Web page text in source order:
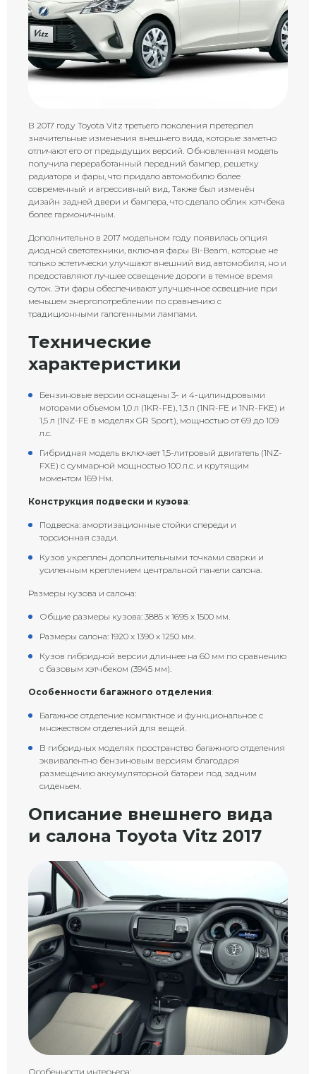
В 2017 году Toyota Vitz третьего поколения претерпел
значительные изменения внешнего вида, которые заметно
отличают его от предыдущих версий. Обновленная модель
получила переработанный передний бампер, решетку
радиатора и фары, что придало автомобилю более
современный и агрессивный вид. Также был изменён
дизайн задней двери и бампера, что сделало облик хэтчбека
более гармоничным.
Дополнительно в 2017 модельном году появилась опция
диодной светотехники, включая фары Bi-Beam, которые не
только эстетически улучшают внешний вид автомобиля, но и
предоставляют лучшее освещение дороги в темное время
суток. Эти фары обеспечивают улучшенное освещение при
меньшем энергопотреблении по сравнению с
традиционными галогенными лампами.
Технические
характеристики
Бензиновые версии оснащены 3- и 4-цилиндровыми
моторами объемом 1,0 л (1KR-FE), 1,3 л (1NR-FE и 1NR-FKE) и
1,5 л (1NZ-FE в моделях GR Sport), мощностью от 69 до 109
л.с.
Гибридная модель включает 1,5-литровый двигатель (1NZ-
FXE) с суммарной мощностью 100 л.с. и крутящим
моментом 169 Нм.
Конструкция подвески и кузова:
Подвеска: амортизационные стойки спереди и
торсионная сзади.
Кузов укреплен дополнительными точками сварки и
усиленным креплением центральной панели салона.
Размеры кузова и салона:
Общие размеры кузова: 3885 x 1695 x 1500 мм.
Размеры салона: 1920 x 1390 x 1250 мм.
Кузов гибридной версии длиннее на 60 мм по сравнению
с базовым хэтчбеком (3945 мм).
Особенности багажного отделения:
Багажное отделение компактное и функциональное с
множеством отделений для вещей.
В гибридных моделях пространство багажного отделения
эквивалентно бензиновым версиям благодаря
размещению аккумуляторной батареи под задним
сиденьем.
Описание внешнего вида
и салона Toyota Vitz 2017
Особенности интерьера: